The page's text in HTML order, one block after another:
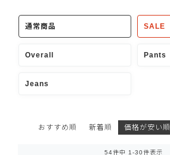
通常商品 SALE
Overall Pants
Jeans
おすすめ順 新着順 価格が安い順
54件中 1 -30件表示